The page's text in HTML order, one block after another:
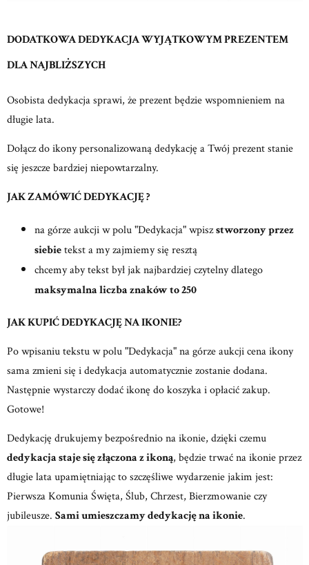
DODATKOWA DEDYKACJA WYJĄTKOWYM PREZENTEM
DLA NAJBLIŻSZYCH
Osobista dedykacja sprawi, że prezent będzie wspomnieniem na
długie lata.
Dołącz do ikony personalizowaną dedykację a Twój prezent stanie
się jeszcze bardziej niepowtarzalny.
JAK ZAMÓWIĆ DEDYKACJĘ ?
na górze aukcji w polu "Dedykacja" wpiszstworzony przez
siebietekst a my zajmiemy się resztą
chcemy aby tekst był jak najbardziej czytelny dlatego
maksymalna liczba znaków to 250
JAK KUPIĆ DEDYKACJĘ NA IKONIE?
Po wpisaniu tekstu w polu "Dedykacja" na górze aukcji cena ikony
sama zmieni się i dedykacja automatycznie zostanie dodana.
Następnie wystarczy dodać ikonę do koszyka i opłacić zakup.
Gotowe!
Dedykację drukujemy bezpośrednio na ikonie, dzięki czemu
dedykacja staje się złączona z ikoną, będzie trwać na ikonie przez
długie lata upamiętniając to szczęśliwe wydarzenie jakim jest:
Pierwsza Komunia Święta, Ślub, Chrzest, Bierzmowanie czy
jubileusze. Sami umieszczamy dedykację na ikonie.